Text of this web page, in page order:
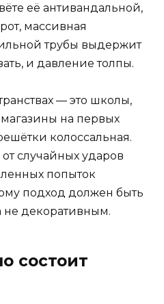
её антивандальной,
массивная
трубы выдержит
и давление толпы.
— это школы,
на первых
колоссальная.
случайных ударов
попыток
подход должен быть
не декоративным.
состоит